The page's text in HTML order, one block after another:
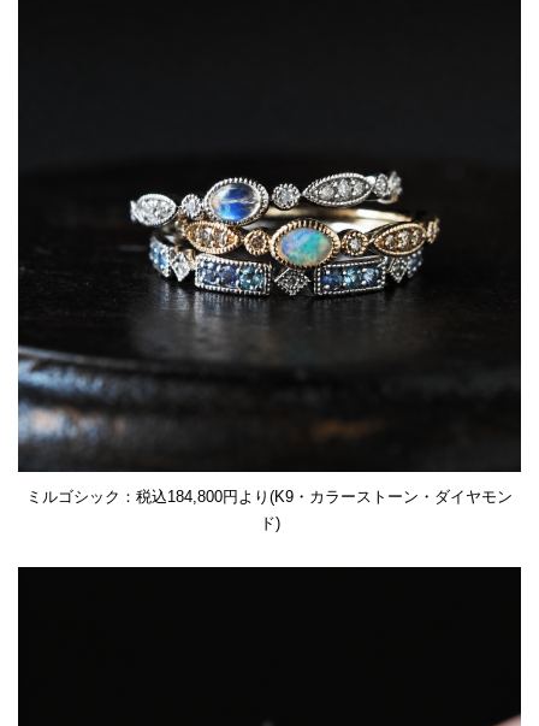
ミルゴシック：税込184,800円より(K9・カラーストーン・ダイヤモン
ド)